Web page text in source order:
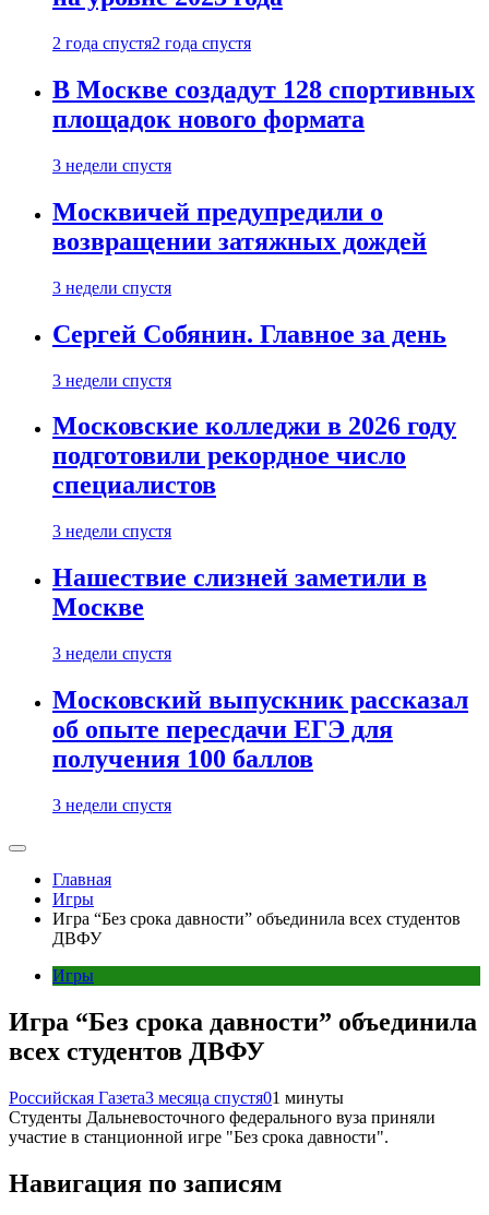
2 года спустя2 года спустя
В Москве создадут 128 спортивных
площадок нового формата
3 недели спустя
Москвичей предупредили о
возвращении затяжных дождей
3 недели спустя
Сергей Собянин. Главное за день
3 недели спустя
Московские колледжи в 2026 году
подготовили рекордное число
специалистов
3 недели спустя
Нашествие слизней заметили в
Москве
3 недели спустя
Московский выпускник рассказал
об опыте пересдачи ЕГЭ для
получения 100 баллов
3 недели спустя
Главная
Игры
Игра “Без срока давности” объединила всех студентов
ДВФУ
Игры
Игра “Без срока давности” объединила
всех студентов ДВФУ
Российская Газета3 месяца спустя01 минуты
Студенты Дальневосточного федерального вуза приняли
участие в станционной игре "Без срока давности".
Навигация по записям